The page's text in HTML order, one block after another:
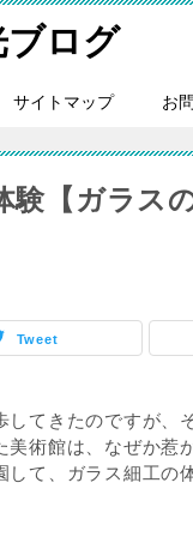
ブログ
サイトマップ お
験【ガラス
Tweet
してきたのですが、
術館は、なぜか惹
して、ガラス細工の